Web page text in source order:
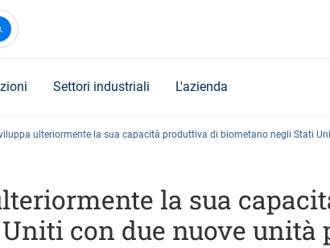
Settori industriali L'azienda
ulteriormente la sua capacità produttiva di biometano negli Stati
la sua
con due nuove unità